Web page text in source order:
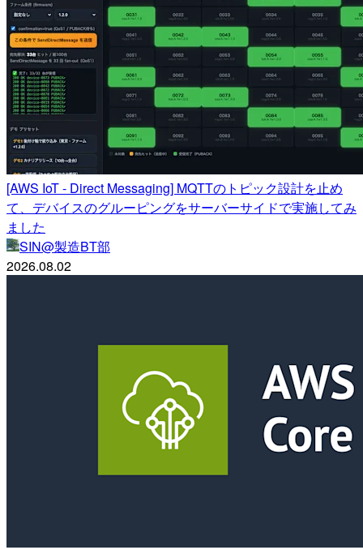
[AWS IoT - Direct Messaging] MQTTのトピック設計を止め
て、デバイスのグルーピングをサーバーサイドで実施してみ
ました
SIN@製造BT部
2026.08.02